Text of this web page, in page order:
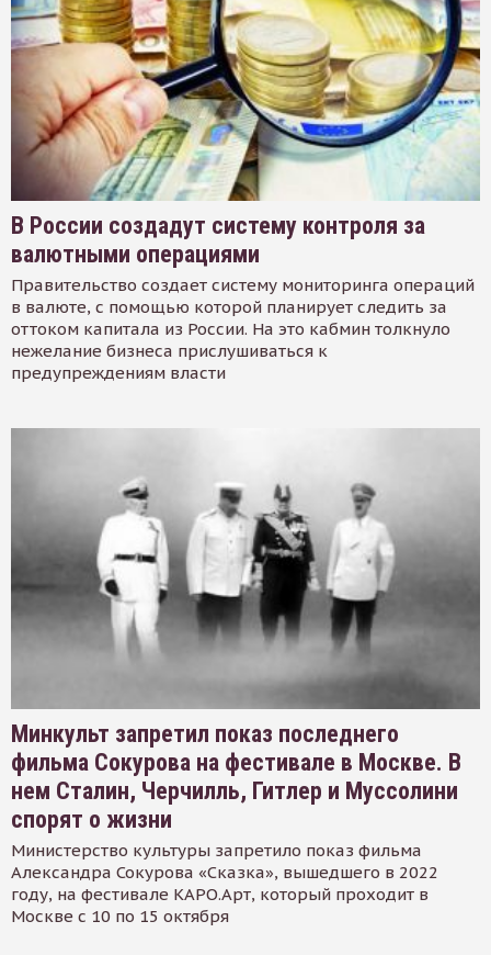
В России создадут систему контроля за
валютными операциями
Правительство создает систему мониторинга операций
в валюте, с помощью которой планирует следить за
оттоком капитала из России. На это кабмин толкнуло
нежелание бизнеса прислушиваться к
предупреждениям власти
Минкульт запретил показ последнего
фильма Сокурова на фестивале в Москве. В
нем Сталин, Черчилль, Гитлер и Муссолини
спорят о жизни
Министерство культуры запретило показ фильма
Александра Сокурова «Сказка», вышедшего в 2022
году, на фестивале КАРО.Арт, который проходит в
Москве с 10 по 15 октября